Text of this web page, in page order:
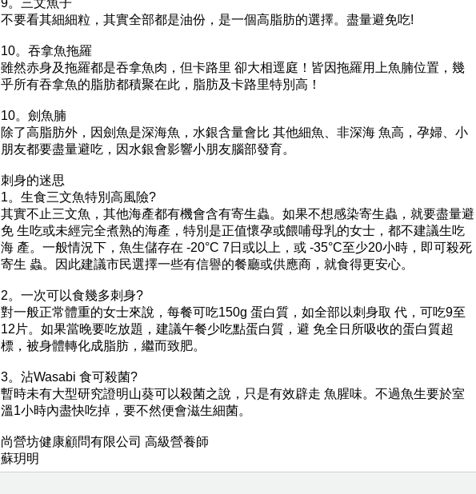
不要看其細細粒，其實全部都是油份，是一個高脂肪的選擇。盡量避免吃!
10。吞拿魚拖羅
雖然赤身及拖羅都是吞拿魚肉，但卡路里 卻大相逕庭！皆因拖羅用上魚腩位置，幾
乎所有吞拿魚的脂肪都積聚在此，脂肪及卡路里特別高！
10。劍魚腩
除了高脂肪外，因劍魚是深海魚，水銀含量會比 其他細魚、非深海 魚高，孕婦、小
朋友都要盡量避吃，因水銀會影響小朋友腦部發育。
刺身的迷思
1。生食三文魚特別高風險?
其實不止三文魚，其他海產都有機會含有寄生蟲。如果不想感染寄生蟲，就要盡量避
免 生吃或未經完全煮熟的海產，特別是正值懷孕或餵哺母乳的女士，都不建議生吃
海 產。一般情況下，魚生儲存在 -20°C 7日或以上，或 -35°C至少20小時，即可殺死
寄生 蟲。因此建議市民選擇一些有信譽的餐廳或供應商，就食得更安心。
2。一次可以食幾多刺身?
對一般正常體重的女士來說，每餐可吃150g 蛋白質，如全部以刺身取 代，可吃9至
12片。如果當晚要吃放題，建議午餐少吃點蛋白質，避 免全日所吸收的蛋白質超
標，被身體轉化成脂肪，繼而致肥。
3。沾Wasabi 食可殺菌?
暫時未有大型研究證明山葵可以殺菌之說，只是有效辟走 魚腥味。不過魚生要於室
溫1小時內盡快吃掉，要不然便會滋生細菌。
尚營坊健康顧問有限公司 高級營養師
蘇玥明